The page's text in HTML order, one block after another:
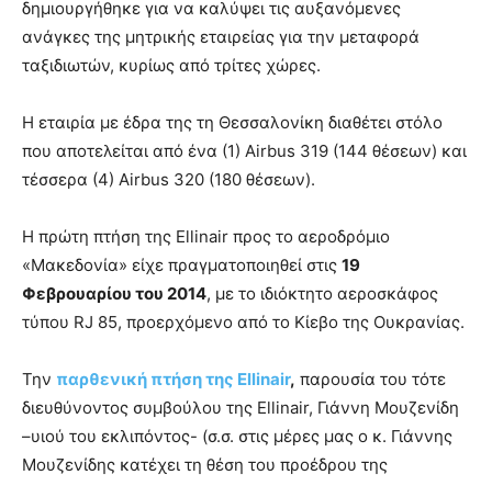
δημιουργήθηκε για να καλύψει τις αυξανόμενες
ανάγκες της μητρικής εταιρείας για την μεταφορά
ταξιδιωτών, κυρίως από τρίτες χώρες.
Η εταιρία με έδρα της τη Θεσσαλονίκη διαθέτει στόλο
που αποτελείται από ένα (1) Airbus 319 (144 θέσεων) και
τέσσερα (4) Airbus 320 (180 θέσεων).
Η πρώτη πτήση της Ellinair προς το αεροδρόμιο
«Μακεδονία» είχε πραγματοποιηθεί στις 19
Φεβρουαρίου του 2014, με το ιδιόκτητο αεροσκάφος
τύπου RJ 85, προερχόμενο από το Κίεβο της Ουκρανίας.
Την παρθενική πτήση της Ellinair, παρουσία του τότε
διευθύνοντος συμβούλου της Ellinair, Γιάννη Μουζενίδη
–υιού του εκλιπόντος- (σ.σ. στις μέρες μας ο κ. Γιάννης
Μουζενίδης κατέχει τη θέση του προέδρου της